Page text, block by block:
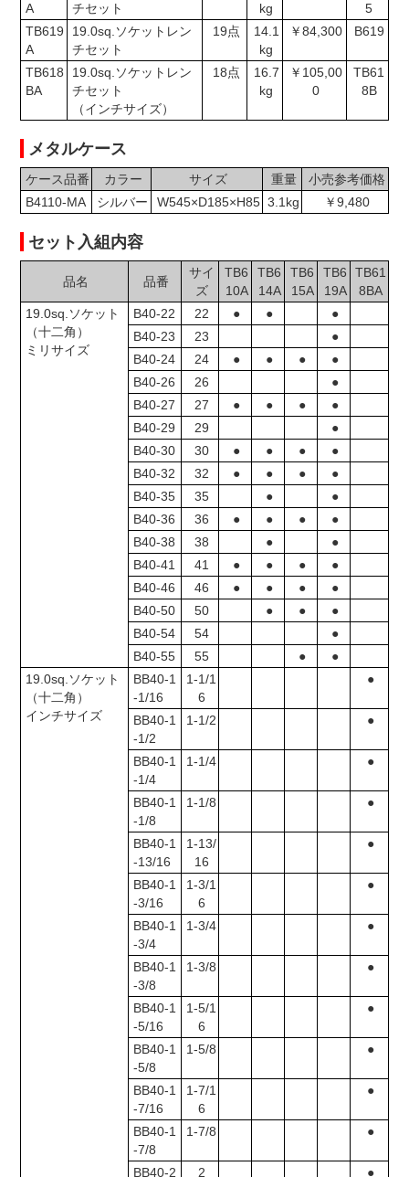
A
チセット
kg
5
TB619
A
19.0sq.ソケットレン
チセット
19点
14.1
kg
￥84,300 B619
TB618
BA
19.0sq.ソケットレン
チセット
（インチサイズ）
18点
16.7
kg
￥105,00
0
TB61
8B
メタルケース
ケース品番 カラー サイズ 重量
小売参考価格
B4110-MA
シルバー W545×D185×H85 3.1kg ￥9,480
セット入組内容
品名 品番
サイ
ズ
TB6
10A
TB6
14A
TB6
15A
TB6
19A
TB61
8BA
19.0sq.ソケット
（十二角）
ミリサイズ
B40-22 22 ● ●
●
B40-23
23
●
B40-24
24 ● ● ●
●
B40-26
26
●
B40-27
27 ● ● ●
●
B40-29
29
●
B40-30
30 ● ● ●
●
B40-32
32 ● ● ●
●
B40-35
35 ●
●
B40-36
36 ● ● ●
●
B40-38
38 ●
●
B40-41
41 ● ● ●
●
B40-46
46 ● ● ●
●
B40-50
50 ● ●
●
B40-54
54
●
B40-55
55 ●
●
19.0sq.ソケット
（十二角）
インチサイズ
BB40-1
-1/16
1-1/1
6
●
BB40-1
-1/2
1-1/2 ●
BB40-1
-1/4
1-1/4 ●
BB40-1
-1/8
1-1/8 ●
BB40-1
-13/16
1-13/
16
●
BB40-1
-3/16
1-3/1
6
●
BB40-1
-3/4
1-3/4 ●
BB40-1
-3/8
1-3/8 ●
BB40-1
-5/16
1-5/1
6
●
BB40-1
-5/8
1-5/8 ●
BB40-1
-7/16
1-7/1
6
●
BB40-1
-7/8
1-7/8 ●
BB40-2 2 ●